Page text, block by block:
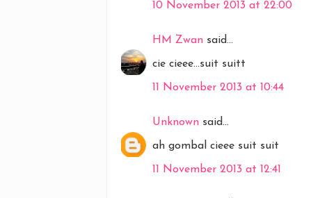
10 November 2013 at 22:00
HM Zwan said...
cie cieee...suit suitt
11 November 2013 at 10:44
Unknown said...
ah gombal cieee suit suit
11 November 2013 at 12:41